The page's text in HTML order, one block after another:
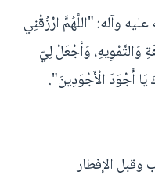
وآله: "اللَّهُمَّ ارْزُقْنِي
وَالتَّمْوِيهِ، وَأجْعَلْ لِيّ
أَجْوَدَ الْأَجْوَدِينَ".
وقبل الإفطار